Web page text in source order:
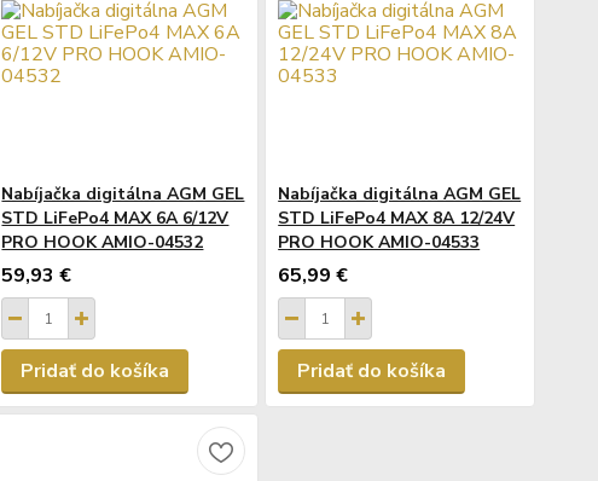
Nabíjačka digitálna AGM GEL
STD LiFePo4 MAX 6A 6/12V
PRO HOOK AMIO-04532
59,93 €
Pridať do košíka
Nabíjačka digitálna AGM GEL
STD LiFePo4 MAX 8A 12/24V
PRO HOOK AMIO-04533
65,99 €
Pridať do košíka